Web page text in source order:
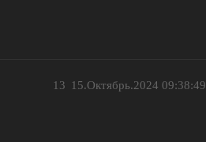
15.Октябрь.2024 09:38:49
13